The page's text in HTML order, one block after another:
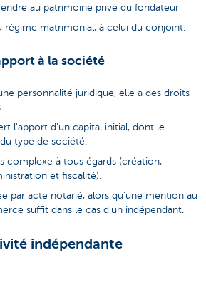
au patrimoine privé du fondateur
régime matrimonial, à celui du conjoint.
à la société
personnalité juridique, elle a des droits
l'apport d'un capital initial, dont le
type de société.
complexe à tous égards (création,
et fiscalité).
par acte notarié, alors qu'une mention au
suffit dans le cas d'un indépendant.
indépendante